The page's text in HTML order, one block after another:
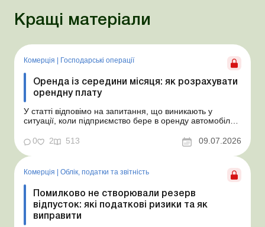
Кращі матеріали
Комерція Господарські операції
Оренда із середини місяця: як розрахувати
орендну плату
У статті відповімо на запитання, що виникають у
ситуації, коли підприємство бере в оренду автомобіль у
місяця. Підприємство орендує у фізособи автомобіль з
15.07.2026. Згідно з умовами договору орендна плата
становить 4 000 грн на місяць. Виникла...
0 2 513 09.07.2026
Комерція | Облік, податки та звiтнiсть
Помилково не створювали резерв
відпусток: які податкові ризики та як
виправити